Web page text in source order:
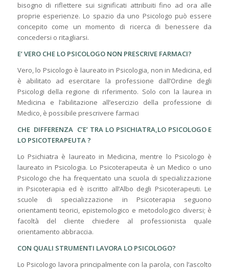
bisogno di riflettere sui significati attribuiti fino ad ora alle
proprie esperienze. Lo spazio da uno Psicologo può essere
concepito come un momento di ricerca di benessere da
concedersi o ritagliarsi.
E’ VERO CHE LO PSICOLOGO NON PRESCRIVE FARMACI?
Vero, lo Psicologo è laureato in Psicologia, non in Medicina, ed
è abilitato ad esercitare la professione dall’Ordine degli
Psicologi della regione di riferimento. Solo con la laurea in
Medicina e l’abilitazione all’esercizio della professione di
Medico, è possibile prescrivere farmaci
CHE DIFFERENZA C’E’ TRA LO PSICHIATRA,LO PSICOLOGO E
LO PSICOTERAPEUTA ?
Lo Psichiatra è laureato in Medicina, mentre lo Psicologo è
laureato in Psicologia. Lo Psicoterapeuta è un Medico o uno
Psicologo che ha frequentato una scuola di specializzazione
in Psicoterapia ed è iscritto all’Albo degli Psicoterapeuti. Le
scuole di specializzazione in Psicoterapia seguono
orientamenti teorici, epistemologico e metodologico diversi; è
facoltà del cliente chiedere al professionista quale
orientamento abbraccia.
CON QUALI STRUMENTI LAVORA LO PSICOLOGO?
Lo Psicologo lavora principalmente con la parola, con l’ascolto